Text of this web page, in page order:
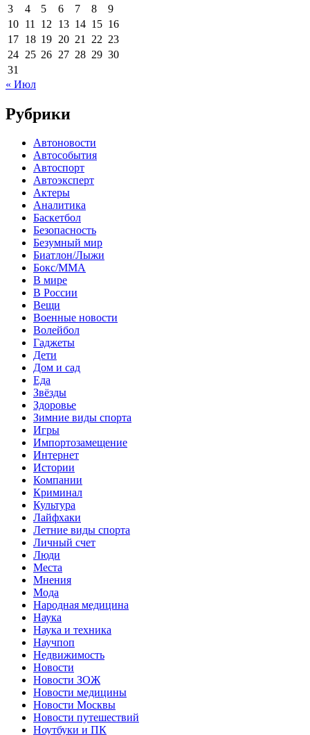
3
4 5 6 7 8
9
10 11 12 13 14 15 16
17 18 19 20 21 22 23
24 25 26 27 28 29 30
31
« Июл
Рубрики
Автоновости
Автособытия
Автоспорт
Автоэксперт
Актеры
Аналитика
Баскетбол
Безопасность
Безумный мир
Биатлон/Лыжи
Бокс/MMA
В мире
В России
Вещи
Военные новости
Волейбол
Гаджеты
Дети
Дом и сад
Еда
Звёзды
Здоровье
Зимние виды спорта
Игры
Импортозамещение
Интернет
Истории
Компании
Криминал
Культура
Лайфхаки
Летние виды спорта
Личный счет
Люди
Места
Мнения
Мода
Народная медицина
Наука
Наука и техника
Научпоп
Недвижимость
Новости
Новости ЗОЖ
Новости медицины
Новости Москвы
Новости путешествий
Ноутбуки и ПК